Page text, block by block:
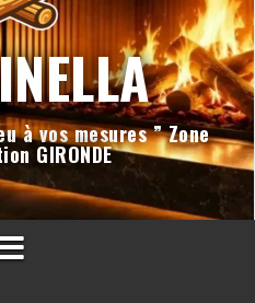
à vos mesures ” Zone
GIRONDE